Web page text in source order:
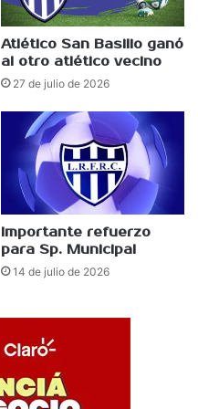
Atlético San Basilio ganó
al otro atlético vecino
27 de julio de 2026
Importante refuerzo
para Sp. Municipal
14 de julio de 2026